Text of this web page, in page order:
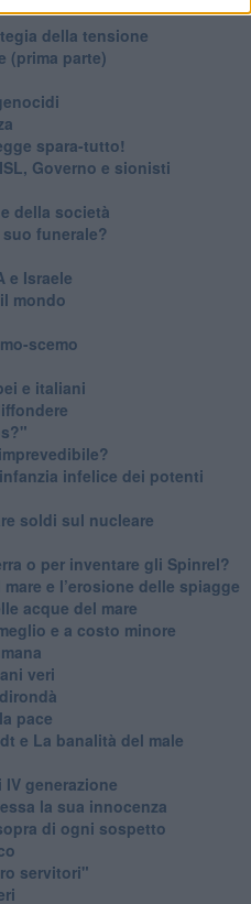
della tensione
(prima parte)
spara-tutto!
Governo e sionisti
della società
suo funerale?
e Israele
mondo
scemo
e italiani
infelice dei potenti
soldi sul nucleare
o per inventare gli Spinrel?
e l’erosione delle spiagge
acque del mare
e a costo minore
veri
pace
e La banalità del male
generazione
la sua innocenza
di ogni sospetto
servitori"